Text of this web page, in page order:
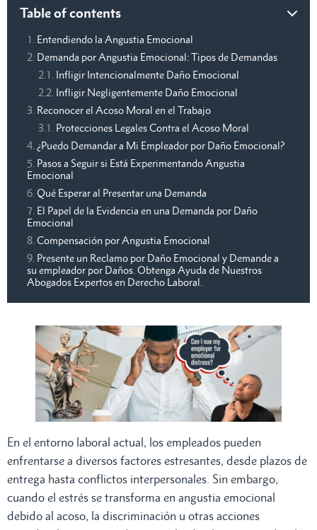
Table of contents
Entendiendo la Angustia Emocional
Demanda por Angustia Emocional: Tipos de Demandas
Infligir Intencionalmente Daño Emocional
Infligir Negligentemente Daño Emocional
Reconocer el Acoso Moral en el Trabajo
Protecciones Legales Contra el Acoso Moral
¿Puedo Demandar a Mi Empleador por Daño Emocional?
Pasos a Seguir si Está Experimentando Angustia
Emocional
Qué Esperar al Presentar una Demanda
El Papel de la Evidencia en una Demanda por Daño
Emocional
Compensación por Angustia Emocional
Presente un Reclamo por Daño Emocional y Demande a
su empleador por Daños. Obtenga Ayuda de Nuestros
Abogados Expertos en Derecho Laboral.
En el entorno laboral actual, los empleados pueden
enfrentarse a diversos factores estresantes, desde plazos de
entrega hasta conflictos interpersonales. Sin embargo,
cuando el estrés se transforma en angustia emocional
debido al acoso, la discriminación u otras acciones